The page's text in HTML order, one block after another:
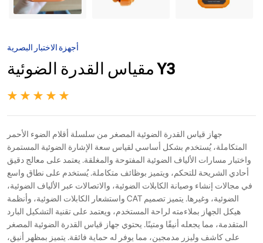
أجهزة الاختبار البصرية
مقياس القدرة الضوئية Y3
جهاز قياس القدرة الضوئية المصغر من سلسلة أقلام الضوء الأحمر
المتكاملة، يُستخدم بشكل أساسي لقياس سعة الإشارة الضوئية المستمرة
واختبار مسارات الألياف الضوئية المفتوحة والمغلقة. يعتمد على معالج دقيق
أحادي الشريحة للتحكم، ويتميز بوظائف متكاملة. يُستخدم على نطاق واسع
في مجالات إنشاء وصيانة الكابلات الضوئية، والاتصالات عبر الألياف الضوئية،
واستشعار الكابلات الضوئية، وأنظمة CAT الضوئية، وغيرها. يتميز تصميم
هيكل الجهاز بملاءمته لراحة المستخدم، ويعتمد على تقنية التشكيل البارد
المتقدمة، مما يجعله أنيقًا ومتينًا. يحتوي جهاز قياس القدرة الضوئية المصغر
على كاشف وليزر مدمجين، مما يوفر له حماية فائقة. يتميز بمظهر أنيق،